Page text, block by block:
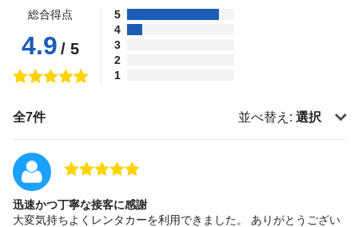
総合得点
4.9 / 5
5
4
3
2
1
全7件 並べ替え: 選択
迅速かつ丁寧な接客に感謝
大変気持ちよくレンタカーを利用できました。 ありがとうござい